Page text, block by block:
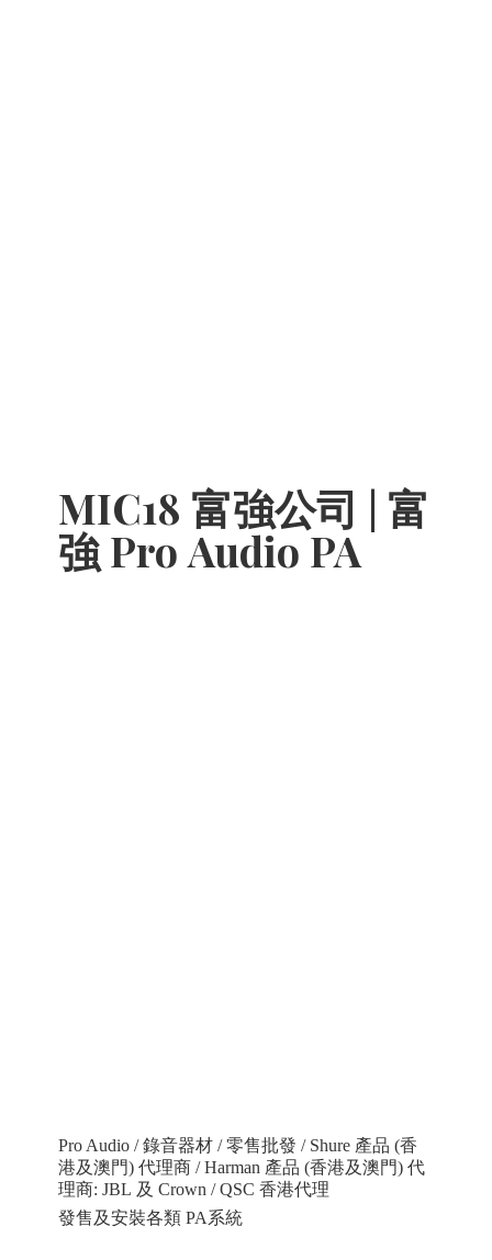
MIC18 富強公司 | 富
強 Pro Audio PA
Pro Audio / 錄音器材 / 零售批發 / Shure 產品 (香
港及澳門) 代理商 / Harman 產品 (香港及澳門) 代
理商: JBL 及 Crown / QSC 香港代理
發售及安裝各類 PA系統